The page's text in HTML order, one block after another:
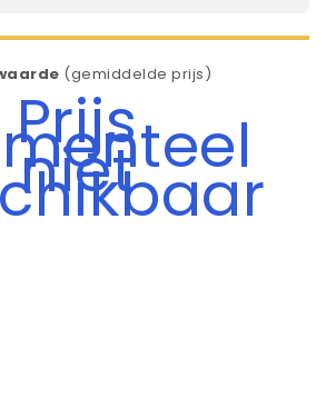
(gemiddelde prijs)
Prijs
niet